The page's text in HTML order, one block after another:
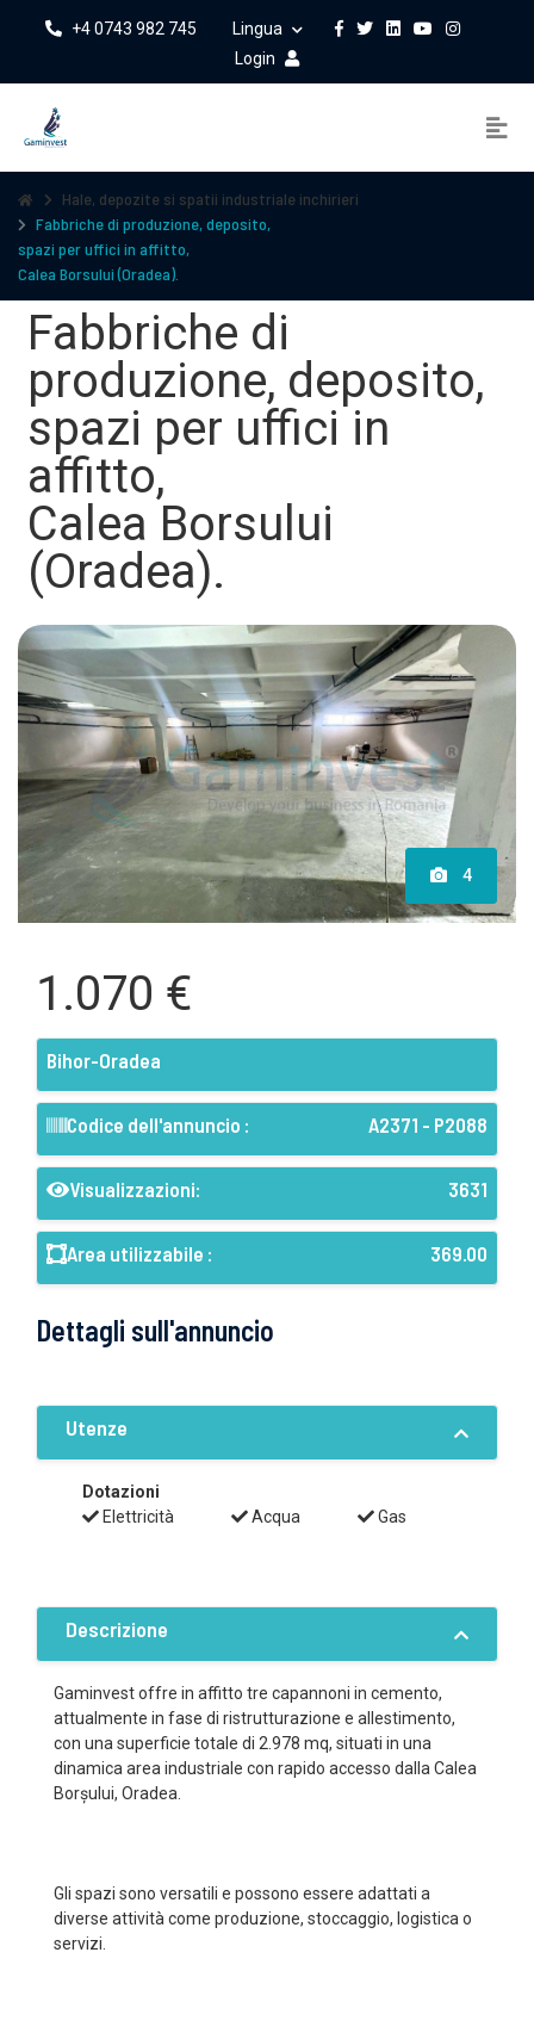
+4 0743 982 745
Lingua
Login
Hale, depozite si spatii industriale inchirieri
Fabbriche di produzione, deposito,
spazi per uffici in affitto,
Calea Borsului (Oradea).
Fabbriche di
produzione, deposito,
spazi per uffici in
affitto,
Calea Borsului
(Oradea).
4
1.070 €
Bihor-Oradea
Codice dell'annuncio : A2371 - P2088
Visualizzazioni: 3631
Area utilizzabile : 369.00
Dettagli sull'annuncio
Utenze
Dotazioni
Elettricità
Acqua Gas
Descrizione
Gaminvest offre in affitto tre capannoni in cemento,
attualmente in fase di ristrutturazione e allestimento,
con una superficie totale di 2.978 mq, situati in una
dinamica area industriale con rapido accesso dalla Calea
Borșului, Oradea.
Gli spazi sono versatili e possono essere adattati a
diverse attività come produzione, stoccaggio, logistica o
servizi.